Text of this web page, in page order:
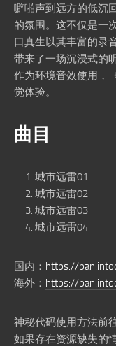
噼啪声到远方的低沉
的氛围。这不仅是一
口真生以其丰富的录
带来了一场沉浸式的
作为环境音效使用，
觉体验。
曲目
城市远雷01
城市远雷02
城市远雷03
城市远雷04
国内： https://
海外： https://
神秘代码使用方法前
如果存在资源缺失的